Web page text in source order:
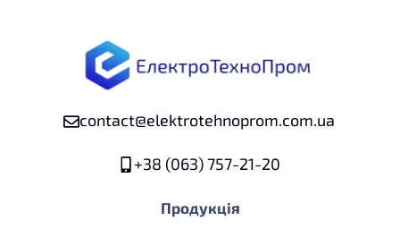
contact@elektrotehnoprom.com.ua
+38 (063) 757-21-20
Продукція